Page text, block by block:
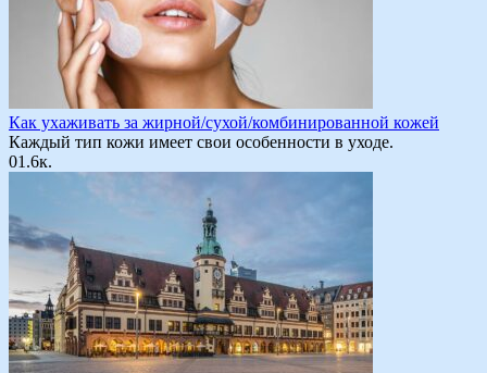
Как ухаживать за жирной/сухой/комбинированной кожей
Каждый тип кожи имеет свои особенности в уходе.
01.6к.